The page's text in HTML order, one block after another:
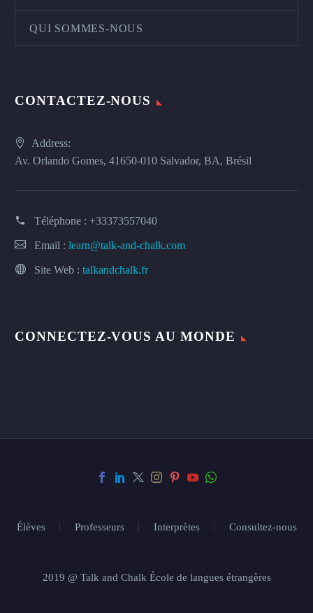
QUI SOMMES-NOUS
CONTACTEZ-NOUS
Address:
Av. Orlando Gomes, 41650-010 Salvador, BA, Brésil
Téléphone : +33373557040
Email : learn@talk-and-chalk.com
Site Web : talkandchalk.fr
CONNECTEZ-VOUS AU MONDE
Élèves Professeurs Interprètes Consultez-nous
2019 @ Talk and Chalk École de langues étrangères